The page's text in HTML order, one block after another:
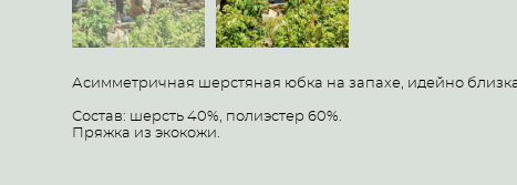
Асимметричная шерстяная юбка на запахе, идейно
Состав: шерсть 40%, полиэстер 60%.
Пряжка из экокожи.